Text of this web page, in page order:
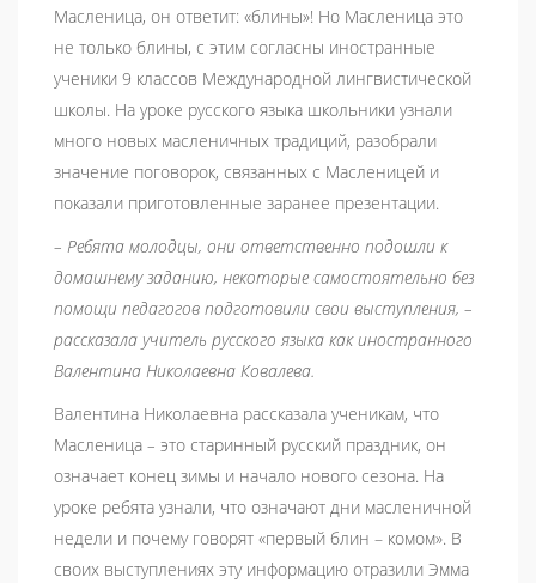
Масленица, он ответит: «блины»! Но Масленица это
не только блины, с этим согласны иностранные
ученики 9 классов Международной лингвистической
школы. На уроке русского языка школьники узнали
много новых масленичных традиций, разобрали
значение поговорок, связанных с Масленицей и
показали приготовленные заранее презентации.
– Ребята молодцы, они ответственно подошли к
домашнему заданию, некоторые самостоятельно без
помощи педагогов подготовили свои выступления, –
рассказала учитель русского языка как иностранного
Валентина Николаевна Ковалева.
Валентина Николаевна рассказала ученикам, что
Масленица – это старинный русский праздник, он
означает конец зимы и начало нового сезона. На
уроке ребята узнали, что означают дни масленичной
недели и почему говорят «первый блин – комом». В
своих выступлениях эту информацию отразили Эмма